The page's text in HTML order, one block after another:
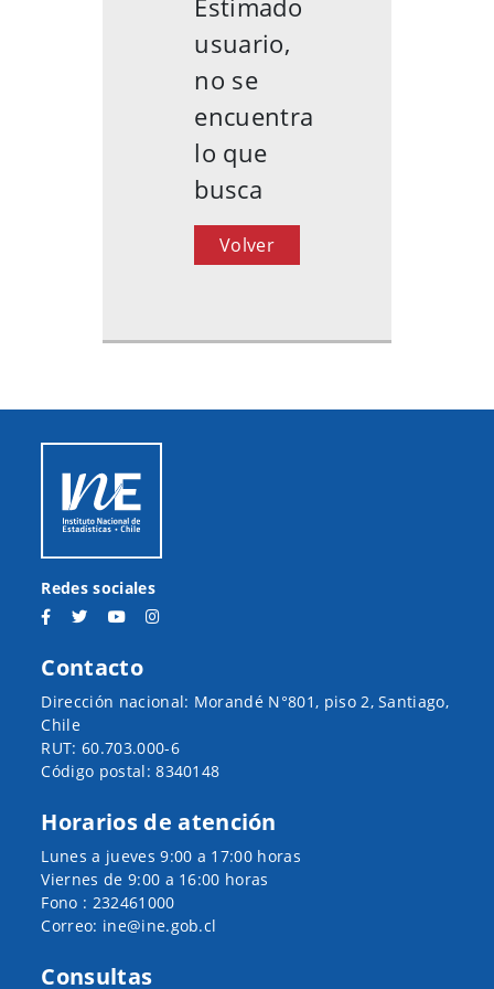
usuario,
no se
encuentra
lo que
busca
Volver
Redes sociales
Contacto
Dirección nacional: Morandé N°801, piso 2, Santiago,
Chile
RUT: 60.703.000-6
Código postal: 8340148
Horarios de atención
Lunes a jueves 9:00 a 17:00 horas
Viernes de 9:00 a 16:00 horas
Fono : 232461000
Correo: ine@ine.gob.cl
Consultas